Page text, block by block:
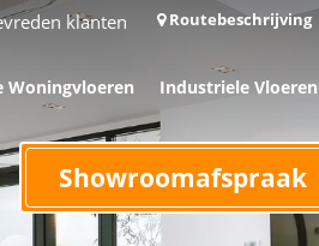
klanten Routebeschrijving
Woningvloeren Industriele Vloeren
Showroomafspraak